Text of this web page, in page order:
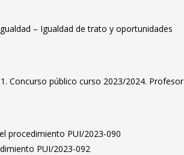
– Igualdad de trato y oportunidades
Concurso público curso 2023/2024. Profesor
procedimiento PUI/2023-090
PUI/2023-092